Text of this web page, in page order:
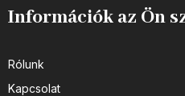
Információk az Ön
Rólunk
Kapcsolat